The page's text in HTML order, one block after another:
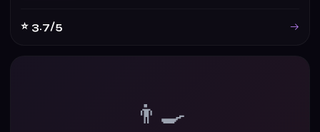
⭐ 3.7/5 →
👨‍🍳